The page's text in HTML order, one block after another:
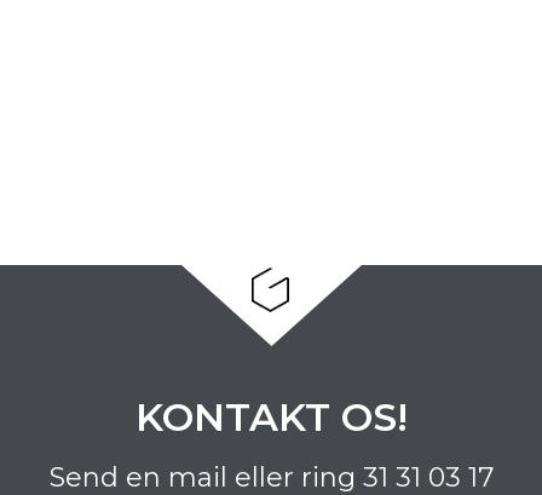
KONTAKT OS!
Send en mail eller ring 31 31 03 17